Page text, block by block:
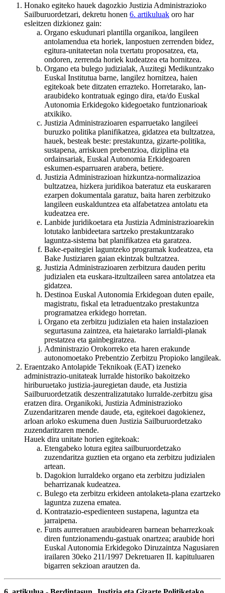
Honako egiteko hauek dagozkio Justizia Administrazioko
Sailburuordetzari, dekretu honen 6. artikuluak oro har
esleitzen dizkionez gain:
Organo eskudunari plantilla organikoa, langileen
antolamendua eta horiek, lanpostuen zerrenden bidez,
egitura-unitateetan nola txertatu proposatzea, eta,
ondoren, zerrenda horiek kudeatzea eta hornitzea.
Organo eta bulego judizialak, Auzitegi Medikuntzako
Euskal Institutua barne, langilez hornitzea, haien
egitekoak bete ditzaten errazteko. Horretarako, lan-
araubideko kontratuak egingo dira, eta/do Euskal
Autonomia Erkidegoko kidegoetako funtzionarioak
atxikiko.
Justizia Administrazioaren esparruetako langileei
buruzko politika planifikatzea, gidatzea eta bultzatzea,
hauek, besteak beste: prestakuntza, gizarte-politika,
sustapena, arriskuen prebentzioa, diziplina eta
ordainsariak, Euskal Autonomia Erkidegoaren
eskumen-esparruaren arabera, betiere.
Justizia Administrazioan hizkuntza-normalizazioa
bultzatzea, hizkera juridikoa bateratuz eta euskararen
ezarpen dokumentala garatuz, baita haren zerbitzuko
langileen euskalduntzea eta alfabetatzea antolatu eta
kudeatzea ere.
Lanbide juridikoetara eta Justizia Administrazioarekin
lotutako lanbideetara sartzeko prestakuntzarako
laguntza-sistema bat planifikatzea eta garatzea.
Bake-epaitegiei laguntzeko programak kudeatzea, eta
Bake Justiziaren gaian ekintzak bultzatzea.
Justizia Administrazioaren zerbitzura dauden peritu
judizialen eta euskara-itzultzaileen sarea antolatzea eta
gidatzea.
Destinoa Euskal Autonomia Erkidegoan duten epaile,
magistratu, fiskal eta letraduentzako prestakuntza
programatzea erkidego horretan.
Organo eta zerbitzu judizialen eta haien instalazioen
segurtasuna zaintzea, eta haietarako larrialdi-planak
prestatzea eta gainbegiratzea.
Administrazio Orokorreko eta haren erakunde
autonomoetako Prebentzio Zerbitzu Propioko langileak.
Eraentzako Antolapide Teknikoak (EAT) izeneko
administrazio-unitateak lurralde historiko bakoitzeko
hiriburuetako justizia-jauregietan daude, eta Justizia
Sailburuordetzatik deszentralizatutako lurralde-zerbitzu gisa
eratzen dira. Organikoki, Justizia Administrazioko
Zuzendaritzaren mende daude, eta, egitekoei dagokienez,
arloan arloko eskumena duen Justizia Sailburuordetzako
zuzendaritzaren mende.
Hauek dira unitate horien egitekoak:
Etengabeko lotura egitea sailburuordetzako
zuzendaritza guztien eta organo eta zerbitzu judizialen
artean.
Dagokion lurraldeko organo eta zerbitzu judizialen
beharrizanak kudeatzea.
Bulego eta zerbitzu erkideen antolaketa-plana ezartzeko
laguntza zuzena ematea.
Kontratazio-espedienteen sustapena, laguntza eta
jarraipena.
Funts aurreratuen araubidearen barnean beharrezkoak
diren funtzionamendu-gastuak onartzea; araubide hori
Euskal Autonomia Erkidegoko Diruzaintza Nagusiaren
irailaren 30eko 211/1997 Dekretuaren II. kapituluaren
bigarren sekzioan arautzen da.